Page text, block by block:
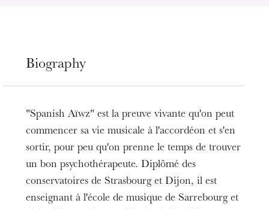
Biography
"Spanish Aïwz" est la preuve vivante qu'on peut
commencer sa vie musicale à l'accordéon et s'en
sortir, pour peu qu'on prenne le temps de trouver
un bon psychothérapeute. Diplômé des
conservatoires de Strasbourg et Dijon, il est
enseignant à l'école de musique de Sarrebourg et